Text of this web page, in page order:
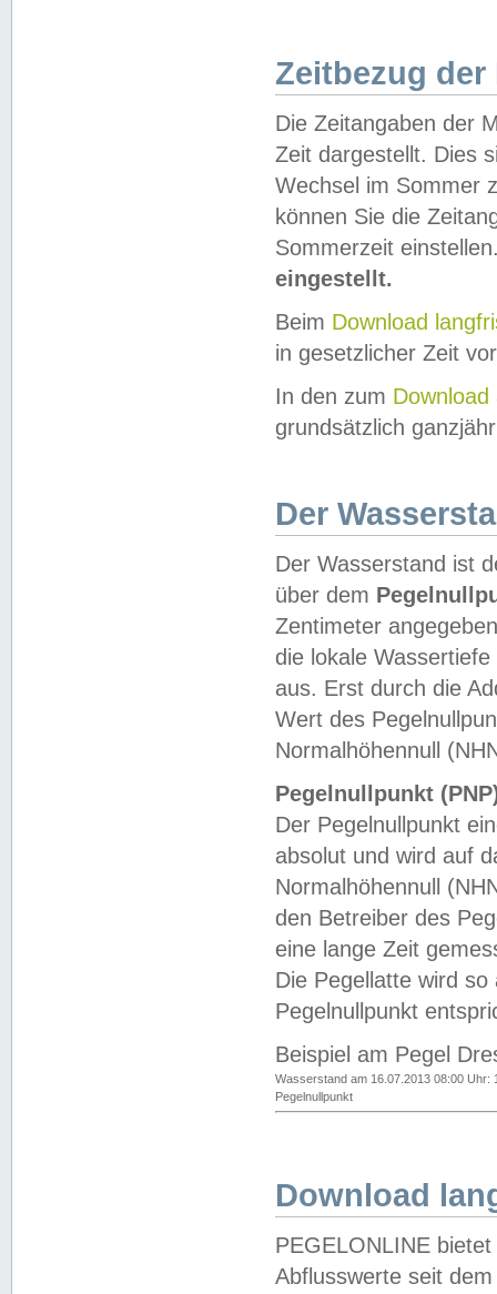
Zeitbezug der
Die Zeitangaben der
Zeit dargestellt. Dies
Wechsel im Sommer
können Sie die
Sommerzeit
eingestellt.
Beim Download
in gesetzlicher Zeit
In den zum Download
grundsätzlich
Der
Der Wasserstand ist
über dem
Zentimeter
die lokale
aus. Erst durch die
Wert des
Normalhöhennull
Pegelnullpunkt
Der Pegelnullpunkt
absolut und wird auf
Normalhöhennull
den Betreiber des
eine lange Zeit
Die Pegellatte wird
Pegelnullpunkt
Beispiel am Pegel
Wasserstand am 16.07.2013 08:00 Uhr:
Pegelnullpunkt
Download
PEGELONLINE
Abflusswerte seit